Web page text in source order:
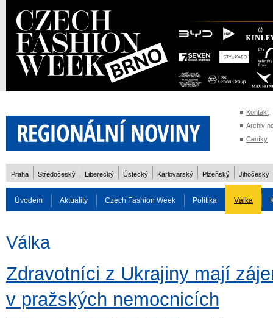
Kontakt
Archiv
Ceníky
Praha Středočeský Liberecký Ústecký Karlovarský Plzeňský Jihočeský
Úvodem Aktuality Czech Fashion Week Politika Válka
Válka
Zdravotníci z Ukrajiny mají
v pražských nemocnicích